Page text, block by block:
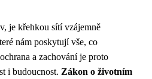
je křehkou sítí vzájemně
nám poskytují vše, co
a zachování je proto
i budoucnost. Zákon o životním